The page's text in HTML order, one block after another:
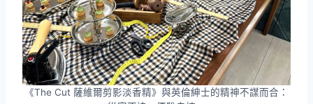
《The Cut 薩維爾剪影淡香精》與英倫紳士的精神不謀而合：